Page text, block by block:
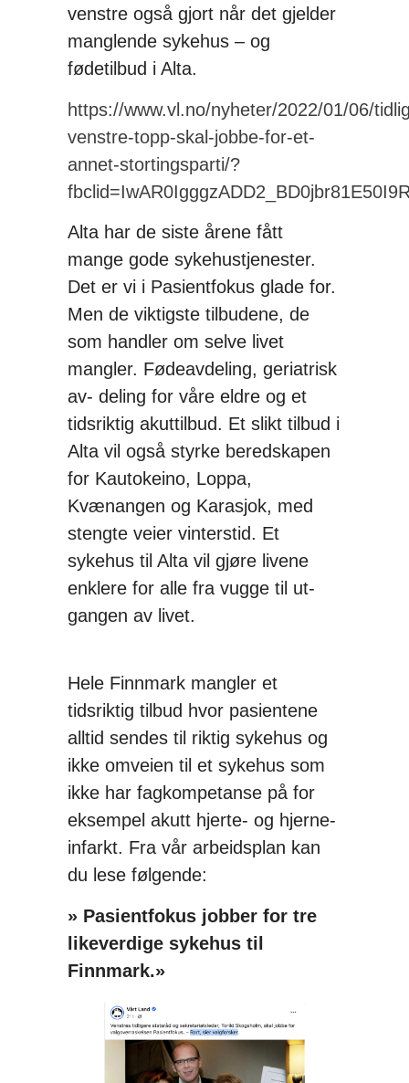
venstre også gjort når det gjelder
manglende sykehus – og
fødetilbud i Alta.
https://www.vl.no/nyheter/2022/01/06/
venstre-topp-skal-jobbe-for-et-
annet-stortingsparti/?
Alta har de siste årene fått
mange gode sykehustjenester.
Det er vi i Pasientfokus glade for.
Men de viktigste tilbudene, de
som handler om selve livet
mangler. Fødeavdeling, geriatrisk
av- deling for våre eldre og et
tidsriktig akuttilbud. Et slikt tilbud i
Alta vil også styrke beredskapen
for Kautokeino, Loppa,
Kvænangen og Karasjok, med
stengte veier vinterstid. Et
sykehus til Alta vil gjøre livene
enklere for alle fra vugge til ut-
gangen av livet.
Hele Finnmark mangler et
tidsriktig tilbud hvor pasientene
alltid sendes til riktig sykehus og
ikke omveien til et sykehus som
ikke har fagkompetanse på for
eksempel akutt hjerte- og hjerne-
infarkt. Fra vår arbeidsplan kan
du lese følgende:
» Pasientfokus jobber for tre
likeverdige sykehus til
Finnmark.»